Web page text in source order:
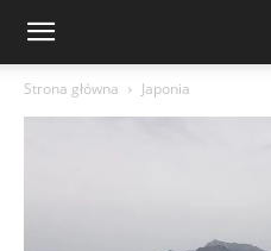
Strona główna Japonia